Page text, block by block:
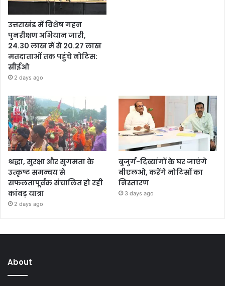
उत्तराखंड में विशेष गहन
पुनरीक्षण अभियान जारी,
24.30 लाख में से 20.27 लाख
मतदाताओं तक पहुंचे नोटिस:
सीईओ
2 days ago
श्रद्धा, सुरक्षा और सुगमता के
उत्कृष्ट समन्वय से
सफलतापूर्वक संचालित हो रही
कांवड़ यात्रा
2 days ago
बुजुर्ग-दिव्यांगों के घर जाएंगे
बीएलओ, करेंगे नोटिसों का
निस्तारण
3 days ago
About